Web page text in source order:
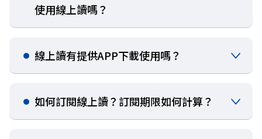
使用線上讀嗎？​
線上讀有提供APP下載使用嗎？​​
如何訂閱線上讀？訂閱期限如何計算？​​​